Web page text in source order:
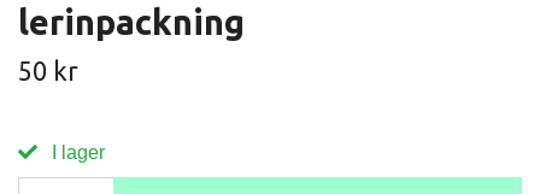
lerinpackning
50 kr
I lager